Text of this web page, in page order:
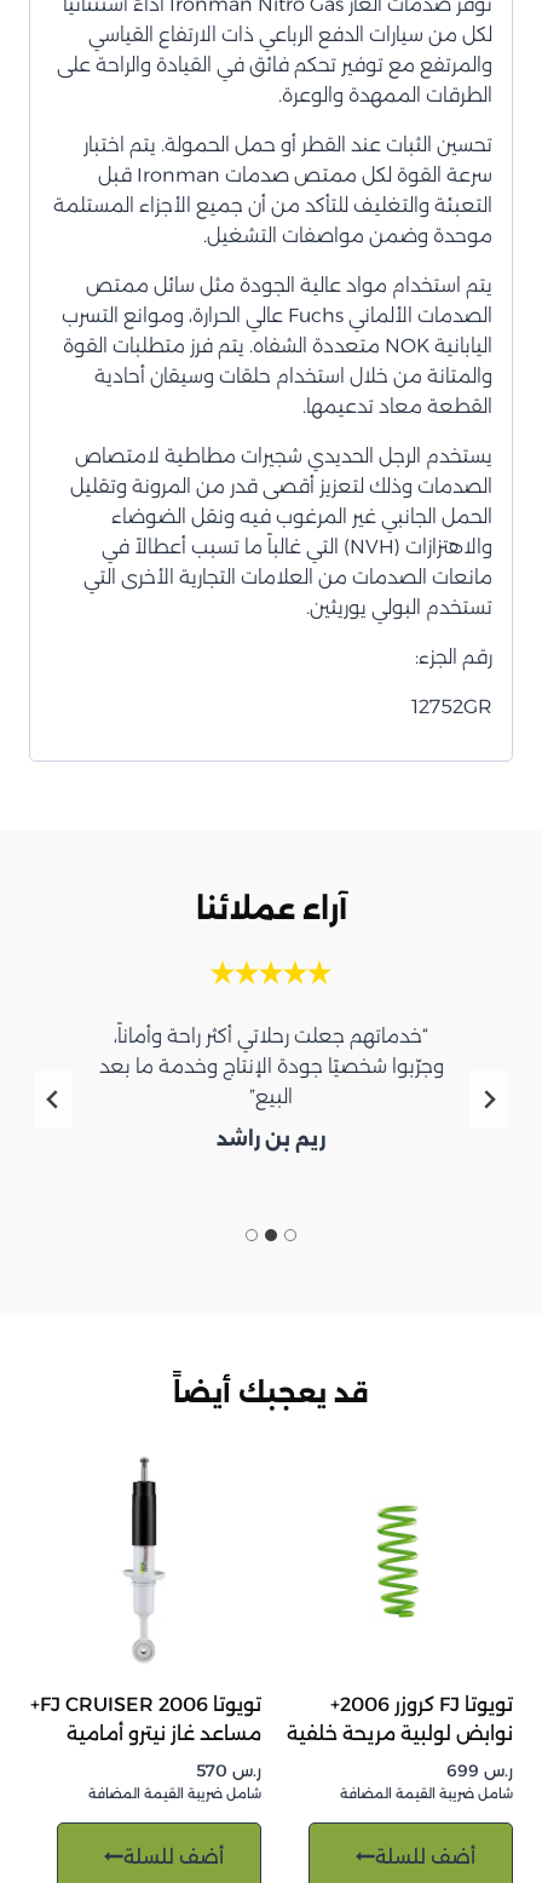
لكل من سيارات الدفع الرباعي ذات الارتفاع القياسي
والمرتفع مع توفير تحكم فائق في القيادة والراحة على
الطرقات الممهدة والوعرة.
تحسين الثبات عند القطر أو حمل الحمولة. يتم اختبار
سرعة القوة لكل ممتص صدمات Ironman قبل
التعبئة والتغليف للتأكد من أن جميع الأجزاء المستلمة
موحدة وضمن مواصفات التشغيل.
يتم استخدام مواد عالية الجودة مثل سائل ممتص
الصدمات الألماني Fuchs عالي الحرارة، وموانع التسرب
اليابانية NOK متعددة الشفاه. يتم فرز متطلبات القوة
والمتانة من خلال استخدام حلقات وسيقان أحادية
القطعة معاد تدعيمها.
يستخدم الرجل الحديدي شجيرات مطاطية لامتصاص
الصدمات وذلك لتعزيز أقصى قدر من المرونة وتقليل
الحمل الجانبي غير المرغوب فيه ونقل الضوضاء
والاهتزازات (NVH) التي غالباً ما تسبب أعطالاً في
مانعات الصدمات من العلامات التجارية الأخرى التي
تستخدم البولي يوريثين.
رقم الجزء:
12752GR
آراء عملائنا
“خدماتهم جعلت رحلاتي أكثر راحة وأماناً،
وجرّبوا شخصيًا جودة الإنتاج وخدمة ما بعد
البيع”
ريم بن راشد
قد يعجبك أيضاً
تويوتا FJ كروزر 2006+
نوابض لولبية مريحة خلفية
ر.س
شامل ضريبة القيمة المضافة
أضف للسلة
تويوتا FJ CRUISER 2006+
مساعد غاز نيترو أمامية
ر.س
شامل ضريبة القيمة المضافة
أضف للسلة